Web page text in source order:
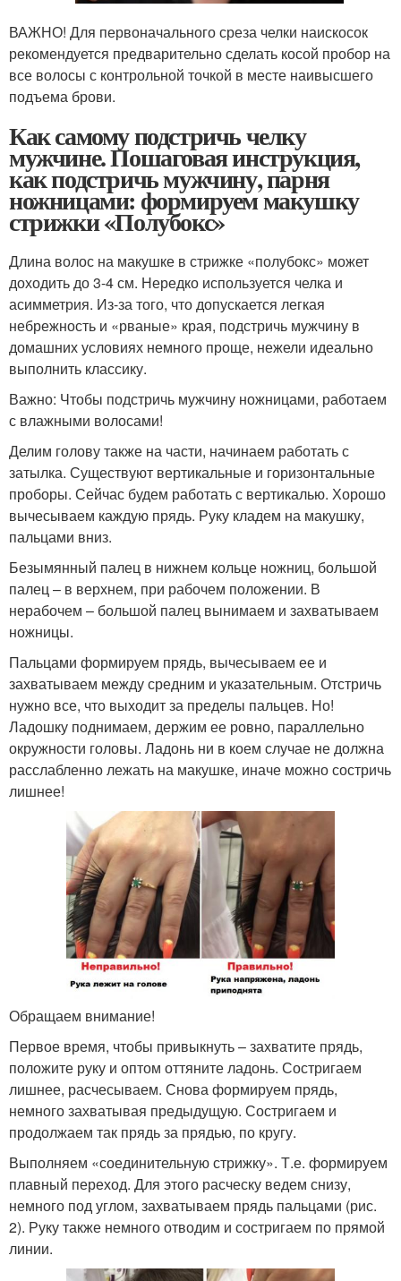
ВАЖНО! Для первоначального среза челки наискосок
рекомендуется предварительно сделать косой пробор на
все волосы с контрольной точкой в месте наивысшего
подъема брови.
Как самому подстричь челку
мужчине. Пошаговая инструкция,
как подстричь мужчину, парня
ножницами: формируем макушку
стрижки «Полубокс»
Длина волос на макушке в стрижке «полубокс» может
доходить до 3-4 см. Нередко используется челка и
асимметрия. Из-за того, что допускается легкая
небрежность и «рваные» края, подстричь мужчину в
домашних условиях немного проще, нежели идеально
выполнить классику.
Важно: Чтобы подстричь мужчину ножницами, работаем
с влажными волосами!
Делим голову также на части, начинаем работать с
затылка. Существуют вертикальные и горизонтальные
проборы. Сейчас будем работать с вертикалью. Хорошо
вычесываем каждую прядь. Руку кладем на макушку,
пальцами вниз.
Безымянный палец в нижнем кольце ножниц, большой
палец – в верхнем, при рабочем положении. В
нерабочем – большой палец вынимаем и захватываем
ножницы.
Пальцами формируем прядь, вычесываем ее и
захватываем между средним и указательным. Отстричь
нужно все, что выходит за пределы пальцев. Но!
Ладошку поднимаем, держим ее ровно, параллельно
окружности головы. Ладонь ни в коем случае не должна
расслабленно лежать на макушке, иначе можно состричь
лишнее!
Обращаем внимание!
Первое время, чтобы привыкнуть – захватите прядь,
положите руку и оптом оттяните ладонь. Состригаем
лишнее, расчесываем. Снова формируем прядь,
немного захватывая предыдущую. Состригаем и
продолжаем так прядь за прядью, по кругу.
Выполняем «соединительную стрижку». Т.е. формируем
плавный переход. Для этого расческу ведем снизу,
немного под углом, захватываем прядь пальцами (рис.
2). Руку также немного отводим и состригаем по прямой
линии.